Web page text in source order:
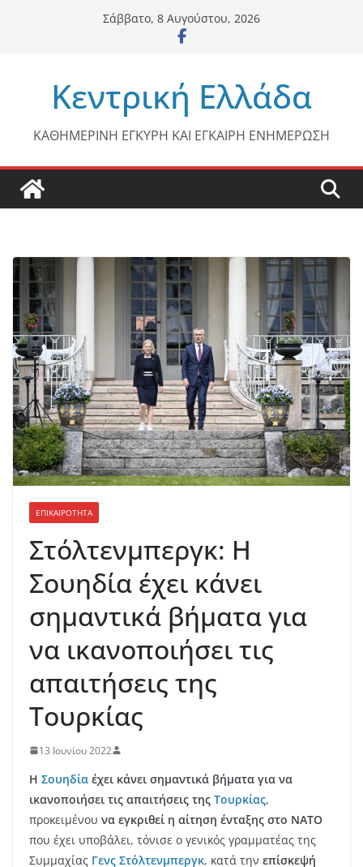
Σάββατο, 8 Αυγούστου, 2026
Κεντρική Ελλάδα
ΚΑΘΗΜΕΡΙΝΗ ΕΓΚΥΡΗ ΚΑΙ ΕΓΚΑΙΡΗ ΕΝΗΜΕΡΩΣΗ
ΕΠΙΚΑΙΡΟΤΗΤΑ
Στόλτενμπεργκ: Η
Σουηδία έχει κάνει
σημαντικά βήματα για
να ικανοποιήσει τις
απαιτήσεις της
Τουρκίας
13 Ιουνίου 2022
Η Σουηδία έχει κάνει σημαντικά βήματα για να
ικανοποιήσει τις απαιτήσεις της Τουρκίας,
προκειμένου να εγκριθεί η αίτηση ένταξης στο ΝΑΤΟ
που έχει υποβάλει, τόνισε ο γενικός γραμματέας της
Συμμαχίας Γενς Στόλτενμπεργκ, κατά την επίσκεψή